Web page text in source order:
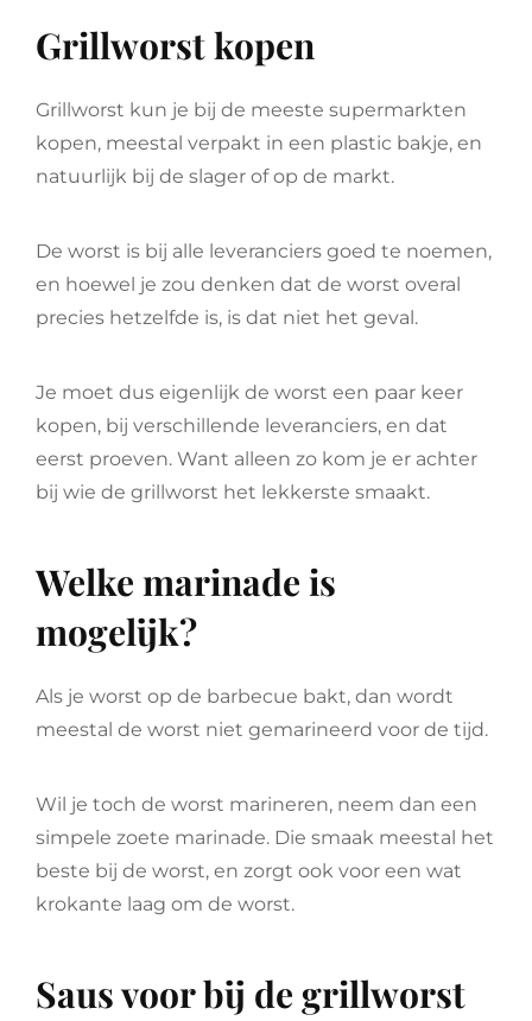
Grillworst kopen
Grillworst kun je bij de meeste supermarkten
kopen, meestal verpakt in een plastic bakje, en
natuurlijk bij de slager of op de markt.
De worst is bij alle leveranciers goed te noemen,
en hoewel je zou denken dat de worst overal
precies hetzelfde is, is dat niet het geval.
Je moet dus eigenlijk de worst een paar keer
kopen, bij verschillende leveranciers, en dat
eerst proeven. Want alleen zo kom je er achter
bij wie de grillworst het lekkerste smaakt.
Welke marinade is
mogelijk?
Als je worst op de barbecue bakt, dan wordt
meestal de worst niet gemarineerd voor de tijd.
Wil je toch de worst marineren, neem dan een
simpele zoete marinade. Die smaak meestal het
beste bij de worst, en zorgt ook voor een wat
krokante laag om de worst.
Saus voor bij de grillworst